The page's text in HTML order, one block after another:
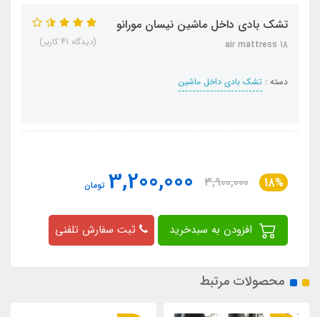
تشک بادی داخل ماشین نیسان مورانو
air mattress 18
دسته : تشک بادی داخل ماشین
(دیدگاه 41 کاربر)
18%
3,900,000
3,200,000 تومان
ثبت سفارش تلفنی
محصولات مرتبط